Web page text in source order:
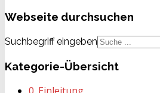
Webseite durchsuchen
Suchbegriff eingeben
Kategorie-Übersicht
0. Einleitung